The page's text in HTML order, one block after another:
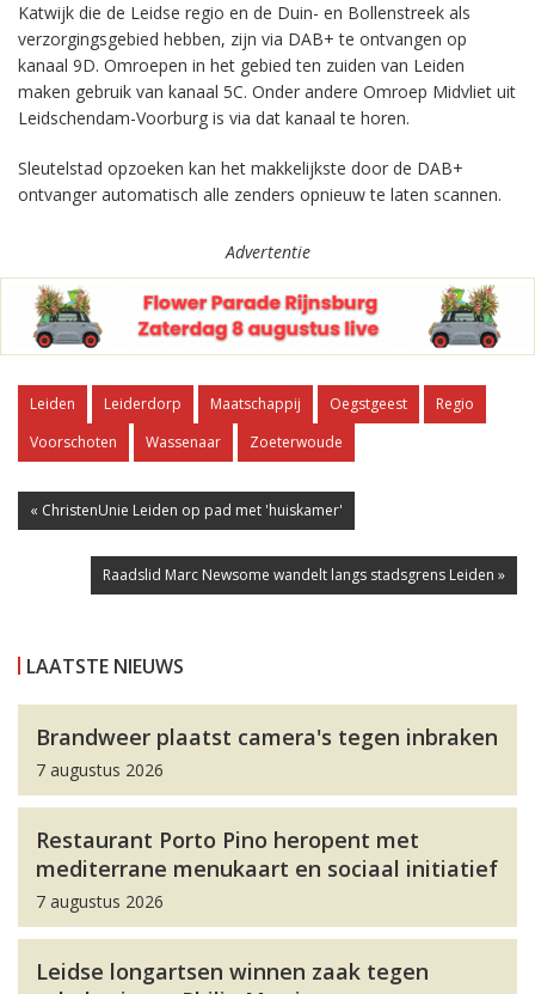
Katwijk die de Leidse regio en de Duin- en Bollenstreek als
verzorgingsgebied hebben, zijn via DAB+ te ontvangen op
kanaal 9D. Omroepen in het gebied ten zuiden van Leiden
maken gebruik van kanaal 5C. Onder andere Omroep Midvliet uit
Leidschendam-Voorburg is via dat kanaal te horen.
Sleutelstad opzoeken kan het makkelijkste door de DAB+
ontvanger automatisch alle zenders opnieuw te laten scannen.
Advertentie
Leiden Leiderdorp Maatschappij Oegstgeest
Regio
Voorschoten
Wassenaar Zoeterwoude
« ChristenUnie Leiden op pad met 'huiskamer'
Raadslid Marc Newsome wandelt langs stadsgrens Leiden »
LAATSTE NIEUWS
Brandweer plaatst camera's tegen inbraken
7 augustus 2026
Restaurant Porto Pino heropent met
mediterrane menukaart en sociaal initiatief
7 augustus 2026
Leidse longartsen winnen zaak tegen